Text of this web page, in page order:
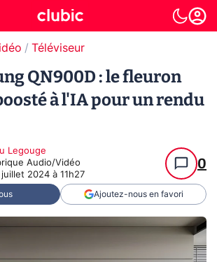
Téléviseur
QN900D : le fleuron
à l'IA pour un rendu
Legouge
Audio/Vidéo
juillet 2024 à 11h27
0
Ajoutez-nous en favori